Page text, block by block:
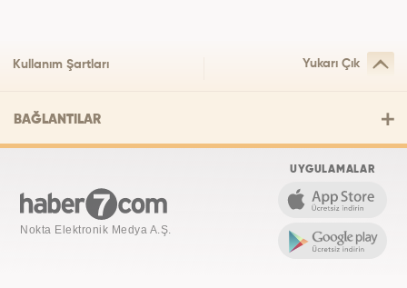
Kullanım Şartları Yukarı Çık
BAĞLANTILAR
Nokta Elektronik Medya A.Ş.
UYGULAMALAR